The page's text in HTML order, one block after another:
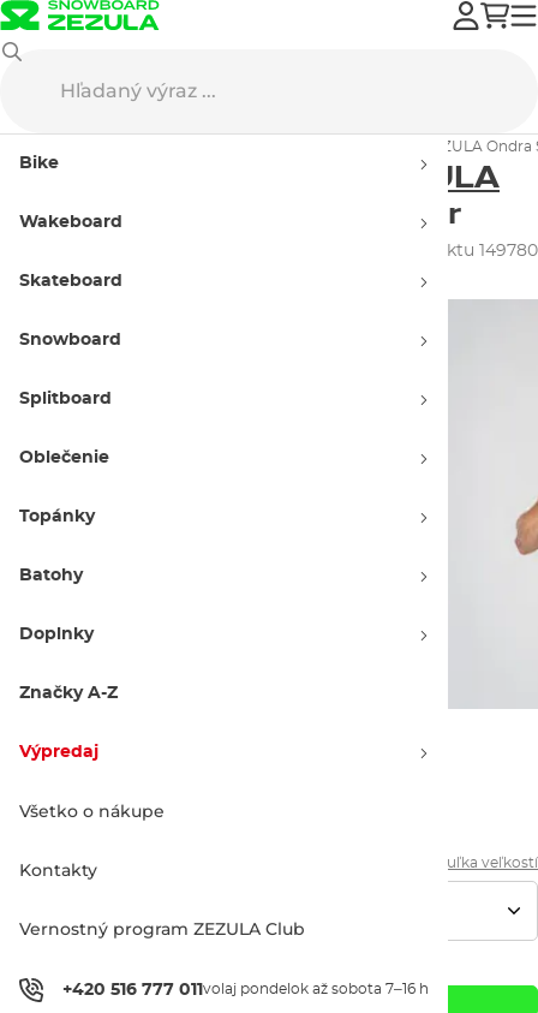
Bike
Wakeboard
Skateboard
Snowboard
Splitboard
Oblečenie
Topánky
Batohy
Doplnky
Značky A-Z
Výpredaj
Všetko o nákupe
Kontakty
Vernostný program ZEZULA Club
+420 516 777 011 volaj pondelok až sobota 7–16 h
Tričko SNOWBOARD ZEZULA
Tričko
SNOWBOARD ZEZULA
Ondra Šenk Tee
eco heather
ID produktu 149780
Tabuľka veľkostí
Pridať do košíka